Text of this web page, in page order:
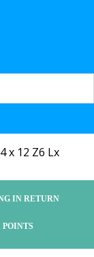
x 12 Z6 Lx
IN RETURN